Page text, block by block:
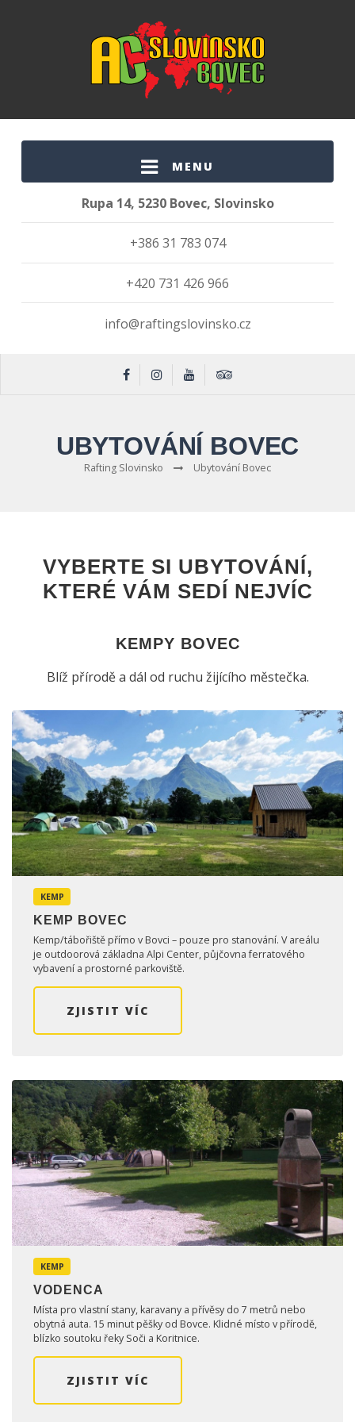
MENU
Rupa 14, 5230 Bovec, Slovinsko
+386 31 783 074
+420 731 426 966
info@raftingslovinsko.cz
UBYTOVÁNÍ BOVEC
Rafting Slovinsko Ubytování Bovec
VYBERTE SI UBYTOVÁNÍ,
KTERÉ VÁM SEDÍ NEJVÍC
KEMPY BOVEC
Blíž přírodě a dál od ruchu žijícího městečka.
KEMP
KEMP BOVEC
Kemp/tábořiště přímo v Bovci – pouze pro stanování. V areálu
je outdoorová základna Alpi Center, půjčovna ferratového
vybavení a prostorné parkoviště.
ZJISTIT VÍC
KEMP
VODENCA
Místa pro vlastní stany, karavany a přívěsy do 7 metrů nebo
obytná auta. 15 minut pěšky od Bovce. Klidné místo v přírodě,
blízko soutoku řeky Soči a Koritnice.
ZJISTIT VÍC